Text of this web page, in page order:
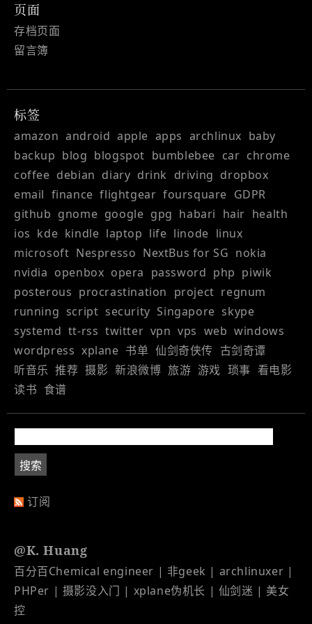
页面
存档页面
留言簿
标签
amazon android apple apps archlinux baby
backup blog blogspot bumblebee car chrome
coffee debian diary drink driving dropbox
email finance flightgear foursquare GDPR
github gnome google gpg habari hair health
ios kde kindle laptop life linode linux
microsoft Nespresso NextBus for SG nokia
nvidia openbox opera password php piwik
posterous procrastination project regnum
running script security Singapore skype
systemd tt-rss twitter vpn vps web windows
wordpress xplane 书单 仙剑奇侠传 古剑奇谭
听音乐 推荐 摄影 新浪微博 旅游 游戏 琐事 看电影
读书 食谱
订阅
@K. Huang
百分百Chemical engineer | 非geek | archlinuxer |
PHPer | 摄影没入门 | xplane伪机长 | 仙剑迷 | 美女
控